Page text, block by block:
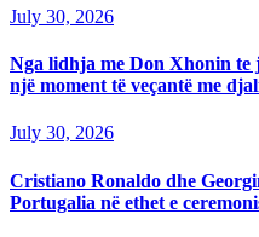
July 30, 2026
Nga lidhja me Don Xhonin
një moment të veçantë me
July 30, 2026
Cristiano Ronaldo dhe
Portugalia në ethet e